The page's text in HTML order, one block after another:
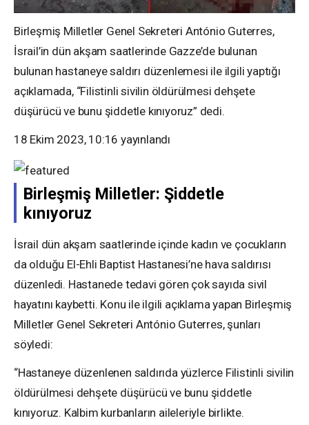
Birleşmiş Milletler Genel Sekreteri António Guterres,
İsrail’in dün akşam saatlerinde Gazze’de bulunan
bulunan hastaneye saldırı düzenlemesi ile ilgili yaptığı
açıklamada, “Filistinli sivilin öldürülmesi dehşete
düşürücü ve bunu şiddetle kınıyoruz” dedi.
18 Ekim 2023, 10:16 yayınlandı
Birleşmiş Milletler: Şiddetle
kınıyoruz
İsrail dün akşam saatlerinde içinde kadın ve çocukların
da olduğu El-Ehli Baptist Hastanesi’ne hava saldırısı
düzenledi. Hastanede tedavi gören çok sayıda sivil
hayatını kaybetti. Konu ile ilgili açıklama yapan Birleşmiş
Milletler Genel Sekreteri António Guterres, şunları
söyledi:
“Hastaneye düzenlenen saldırıda yüzlerce Filistinli sivilin
öldürülmesi dehşete düşürücü ve bunu şiddetle
kınıyoruz. Kalbim kurbanların aileleriyle birlikte.